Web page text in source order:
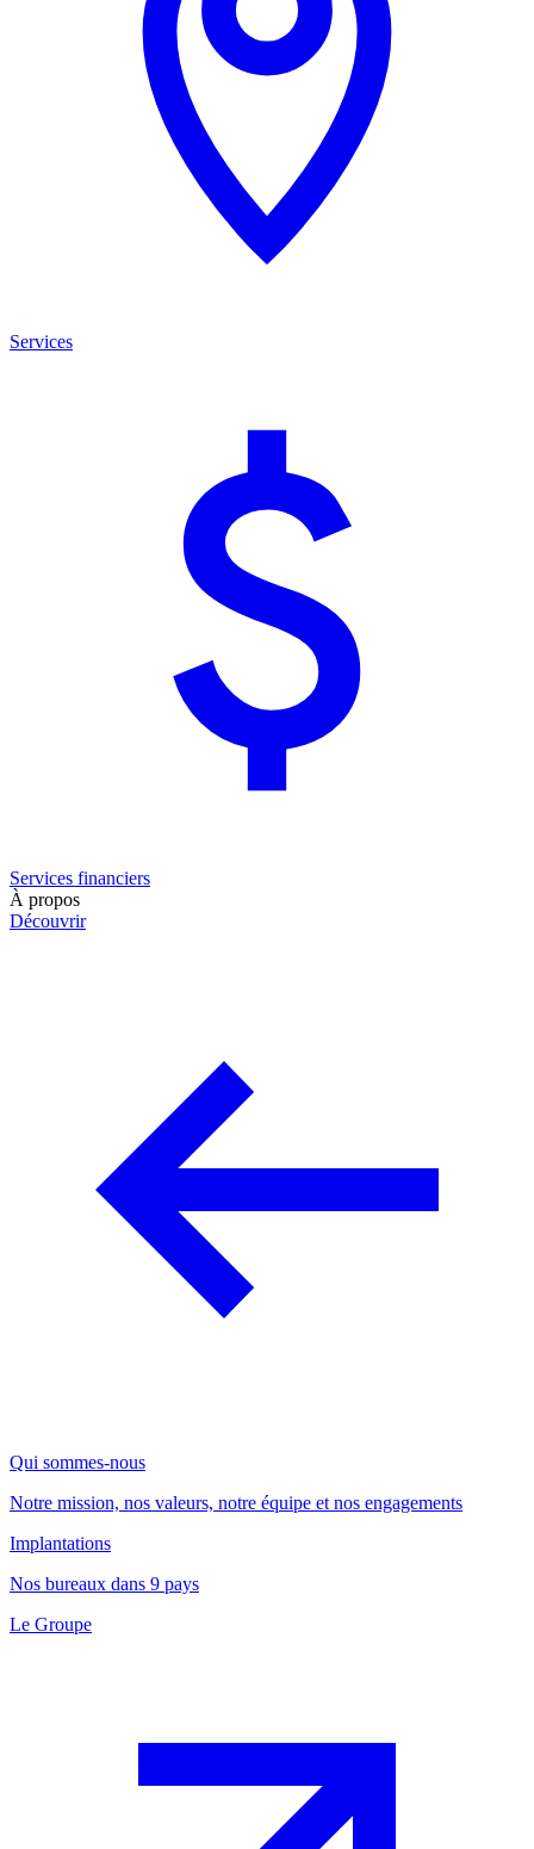
Services
Services financiers
À propos
Découvrir
Qui sommes-nous
Notre mission, nos valeurs, notre équipe et nos engagements
Implantations
Nos bureaux dans 9 pays
Le Groupe